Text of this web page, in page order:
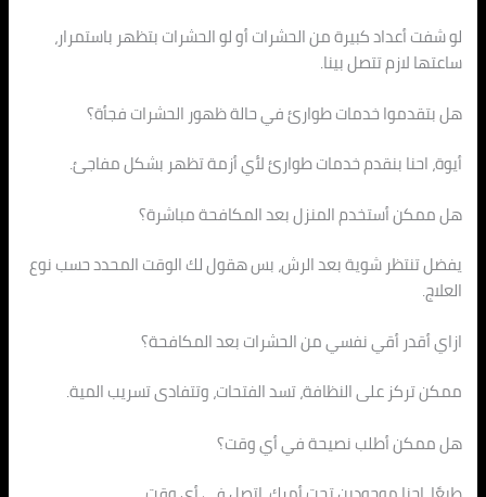
لو شفت أعداد كبيرة من الحشرات أو لو الحشرات بتظهر باستمرار،
ساعتها لازم تتصل بينا.
هل بتقدموا خدمات طوارئ في حالة ظهور الحشرات فجأة؟
أيوة، احنا بنقدم خدمات طوارئ لأي أزمة تظهر بشكل مفاجئ.
هل ممكن أستخدم المنزل بعد المكافحة مباشرة؟
يفضل تنتظر شوية بعد الرش، بس هقول لك الوقت المحدد حسب نوع
العلاج.
ازاي أقدر أقي نفسي من الحشرات بعد المكافحة؟
ممكن تركز على النظافة، تسد الفتحات، وتتفادى تسريب المية.
هل ممكن أطلب نصيحة في أي وقت؟